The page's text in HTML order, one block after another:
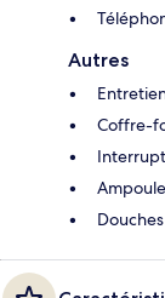
Autres
Coffre-